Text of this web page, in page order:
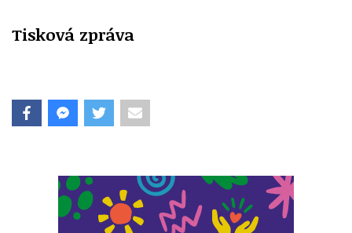
Tisková zpráva